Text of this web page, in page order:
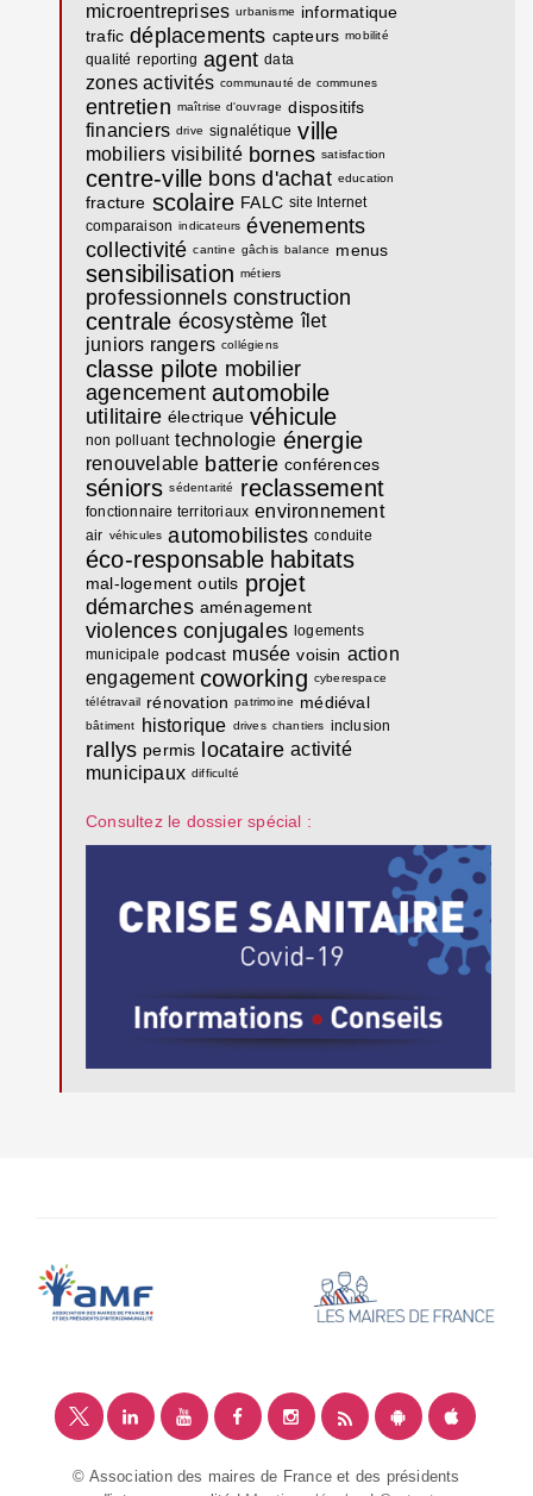
microentreprises urbanisme
informatique
trafic déplacements capteurs mobilité
qualité reporting agent data
zones activités communauté de communes
entretien maîtrise d'ouvrage dispositifs
financiers drive signalétique ville
mobiliers visibilité bornes satisfaction
centre-ville bons d'achat education
fracture scolaire FALC site Internet
comparaison indicateurs évenements
collectivité cantine gâchis balance menus
sensibilisation métiers
professionnels construction
centrale écosystème îlet
juniors rangers collégiens
classe pilote mobilier
agencement automobile
utilitaire électrique véhicule
non polluant technologie énergie
renouvelable batterie conférences
séniors sédentarité reclassement
fonctionnaire territoriaux environnement
air véhicules automobilistes conduite
éco-responsable habitats
mal-logement outils projet
démarches aménagement
violences conjugales logements
municipale podcast musée voisin action
engagement coworking cyberespace
télétravail rénovation patrimoine médiéval
bâtiment historique drives chantiers inclusion
rallys permis locataire activité
municipaux difficulté
Consultez le dossier spécial :
© Association des maires de France et des présidents